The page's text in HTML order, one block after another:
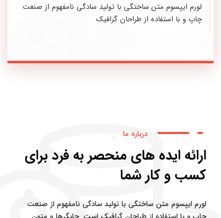
لورم ایپسوم متن ساختگی با تولید سادگی نامفهوم از صنعت
چاپ و با استفاده از طراحان گرافیک
درباره ما
ارائه ایده های منحصر به فرد برای
کسب و کار شما
لورم ایپسوم متن ساختگی با تولید سادگی نامفهوم از صنعت